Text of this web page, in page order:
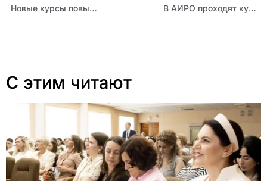
Новые курсы повышения квалификации для педагогов — «дошкольников» В АИРО проходят курсы повышения квалификации по вопросам обеспечения доступной среды
С этим читают